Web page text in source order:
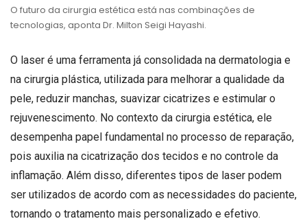
O futuro da cirurgia estética está nas combinações de
tecnologias, aponta Dr. Milton Seigi Hayashi.
O laser é uma ferramenta já consolidada na dermatologia e
na cirurgia plástica, utilizada para melhorar a qualidade da
pele, reduzir manchas, suavizar cicatrizes e estimular o
rejuvenescimento. No contexto da cirurgia estética, ele
desempenha papel fundamental no processo de reparação,
pois auxilia na cicatrização dos tecidos e no controle da
inflamação. Além disso, diferentes tipos de laser podem
ser utilizados de acordo com as necessidades do paciente,
tornando o tratamento mais personalizado e efetivo.